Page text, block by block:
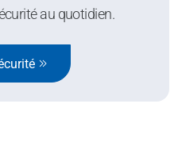
au quotidien.